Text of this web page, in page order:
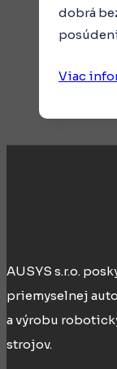
dobrá
Viac
AUSYS s.r.o.
priemyselnej
a výrobu
strojov.